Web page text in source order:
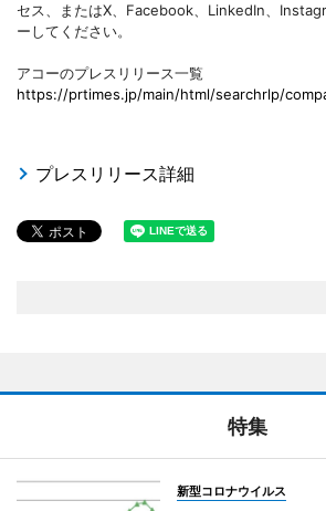
セス、またはX、Facebook、LinkedIn、
ーしてください。
アコーのプレスリリース一覧
https://prtimes.jp/main/html/searchrlp/
プレスリリース詳細
特集
新型コロナウイルス